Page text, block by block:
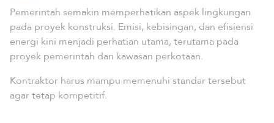
Pemerintah semakin memperhatikan aspek lingkungan
pada proyek konstruksi. Emisi, kebisingan, dan efisiensi
energi kini menjadi perhatian utama, terutama pada
proyek pemerintah dan kawasan perkotaan.
Kontraktor harus mampu memenuhi standar tersebut
agar tetap kompetitif.